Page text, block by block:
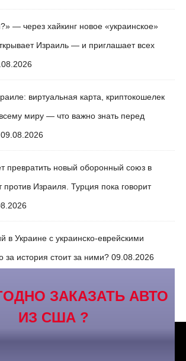
— через хайкинг новое «украинское»
Израиль — и приглашает всех
виртуальная карта, криптокошелек
миру — что важно знать перед
09.08.2026
превратить новый оборонный союз в
Израиля. Турция пока говорит
в Украине с украинско-еврейскими
за история стоит за ними? 09.08.2026
ЗАКАЗАТЬ АВТО
ИЗ США ?